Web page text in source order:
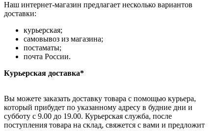
Наш интернет-магазин предлагает несколько вариантов
доставки:
курьерская;
самовывоз из магазина;
постаматы;
почта России.
Курьерская доставка*
Вы можете заказать доставку товара с помощью курьера,
который прибудет по указанному адресу в будние дни и
субботу с 9.00 до 19.00. Курьерская служба, после
поступления товара на склад, свяжется с вами и предложит